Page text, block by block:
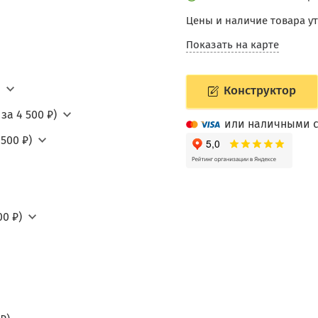
4 500 ₽)
₽)
₽)
Цены и наличие товара
Показать на карте
Конструктор
или наличными